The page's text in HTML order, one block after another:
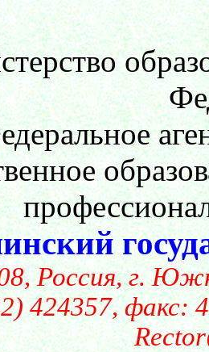
Россия, г.
424357, факс: